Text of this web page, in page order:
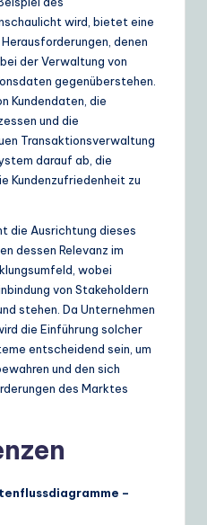
wird, bietet eine
denen
der Verwaltung von
gegenüberstehen.
Kundendaten, die
und die
Transaktionsverwaltung
darauf ab, die
Kundenzufriedenheit zu
die Ausrichtung dieses
dessen Relevanz im
wobei
von Stakeholdern
stehen. Da Unternehmen
die Einführung solcher
entscheidend sein, um
und den sich
des Marktes
–